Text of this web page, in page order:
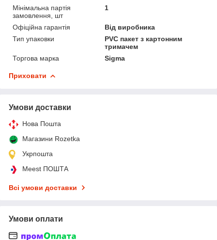
Мінімальна партія
замовлення, шт
1
Офіційна гарантія
Від виробника
Тип упаковки
PVC пакет з картонним
тримачем
Торгова марка
Sigma
Приховати
Умови доставки
Нова Пошта
Магазини Rozetka
Укрпошта
Meest ПОШТА
Всі умови доставки
Умови оплати